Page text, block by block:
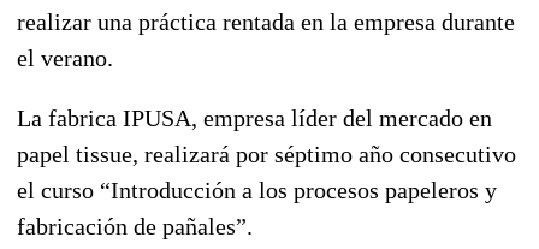
realizar una práctica rentada en la empresa durante
el verano.
La fabrica IPUSA, empresa líder del mercado en
papel tissue, realizará por séptimo año consecutivo
el curso “Introducción a los procesos papeleros y
fabricación de pañales”.